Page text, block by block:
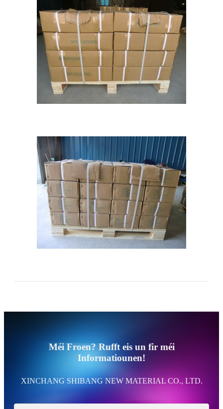
Méi Froen? Rufft eis un fir méi
Informatiounen!
XINCHANG SHIBANG NEW MATERIAL CO., LTD.